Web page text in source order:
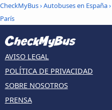
CheckMyBus›Autobuses en España›
París
AVISO LEGAL
POLÍTICA DE PRIVACIDAD
SOBRE NOSOTROS
PRENSA